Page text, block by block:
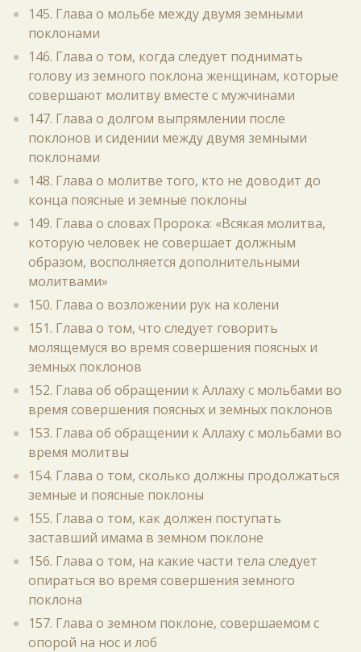
145. Глава о мольбе между двумя земными
поклонами
146. Глава о том, когда следует поднимать
голову из земного поклона женщинам, которые
совершают молитву вместе с мужчинами
147. Глава о долгом выпрямлении после
поклонов и сидении между двумя земными
поклонами
148. Глава о молитве того, кто не доводит до
конца поясные и земные поклоны
149. Глава о словах Пророка: «Всякая молитва,
которую человек не совершает должным
образом, восполняется дополнительными
молитвами»
150. Глава о возложении рук на колени
151. Глава о том, что следует говорить
молящемуся во время совершения поясных и
земных поклонов
152. Глава об обращении к Аллаху с мольбами во
время совершения поясных и земных поклонов
153. Глава об обращении к Аллаху с мольбами во
время молитвы
154. Глава о том, сколько должны продолжаться
земные и поясные поклоны
155. Глава о том, как должен поступать
заставший имама в земном поклоне
156. Глава о том, на какие части тела следует
опираться во время совершения земного
поклона
157. Глава о земном поклоне, совершаемом с
опорой на нос и лоб